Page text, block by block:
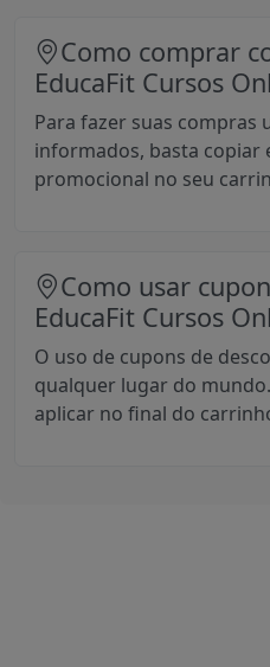
Como comprar
EducaFit Cursos
Para fazer suas compras
informados, basta copiar
promocional no seu
Como usar
EducaFit Cursos
O uso de cupons de
qualquer lugar do
aplicar no final do